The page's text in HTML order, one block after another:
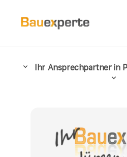
Ihr Ansprechpartner in